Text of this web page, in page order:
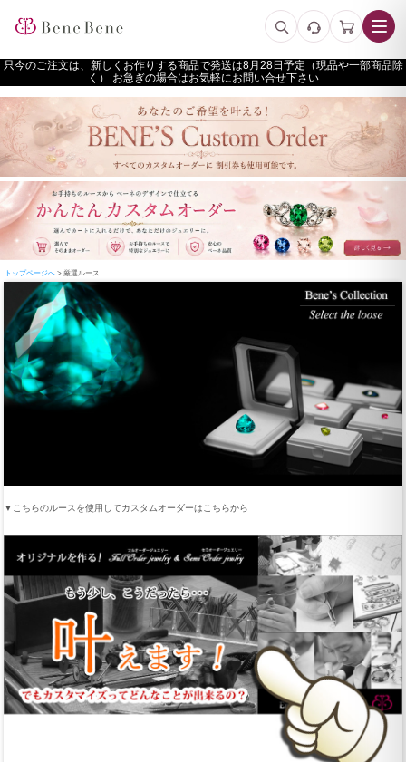
只今のご注文は、新しくお作りする商品で発送は
予定（現品や一部商品除
く） お急ぎの場合はお気軽にお問い合せ下さい
トップページへ > 厳選ルース
▼こちらのルースを使用してカスタムオーダーはこちらから